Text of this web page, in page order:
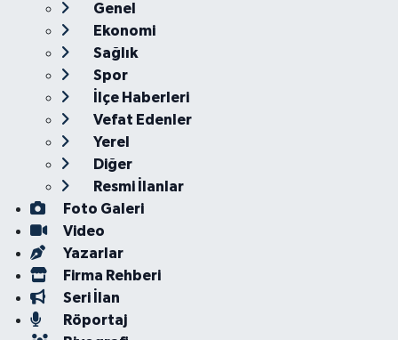
Genel
Ekonomi
Sağlık
Spor
İlçe Haberleri
Vefat Edenler
Yerel
Diğer
Resmi İlanlar
Foto Galeri
Video
Yazarlar
Firma Rehberi
Seri İlan
Röportaj